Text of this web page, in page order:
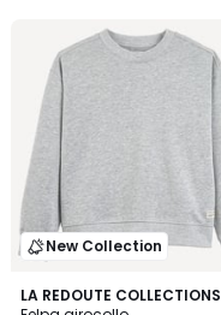
New Collection
LA REDOUTE COLLECTIONS
5